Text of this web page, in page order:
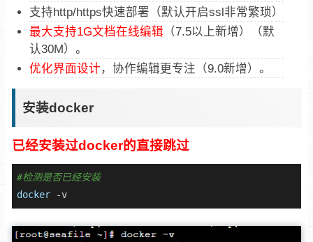
支持http/https快速部署（默认开启ssl非常繁琐）
最大支持1G文档在线编辑 （7.5以上新增）（默
认30M）。
优化界面设计 ，协作编辑更专注（9.0新增）。
安装docker
已经安装过docker的直接跳过
#检测是否已经安装
docker -v